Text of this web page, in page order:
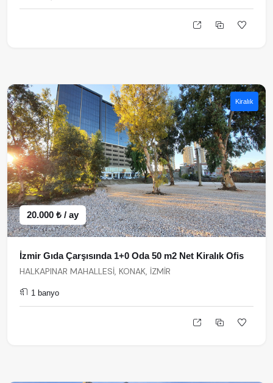
Kiralık
20.000 ₺ / ay
İzmir Gıda Çarşısında 1+0 Oda 50 m2 Net Kiralık Ofis
HALKAPINAR MAHALLESİ, KONAK, İZMİR
1 banyo